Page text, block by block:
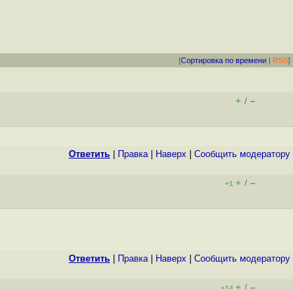
[Сортировка по времени | RSS]
+ / –
Ответить Правка| Наверх Cообщить модератору
+1 + / –
Ответить Правка| Наверх Cообщить модератору